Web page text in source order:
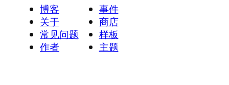
博客
关于
常见问题
作者
事件
商店
样板
主题